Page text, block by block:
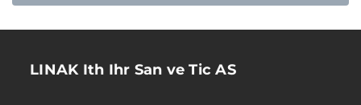
LINAK Ith Ihr San ve Tic AS